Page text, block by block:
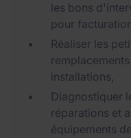
les bons
pour
Réaliser les
installations,
Diagnostiquer
réparations et
équipements